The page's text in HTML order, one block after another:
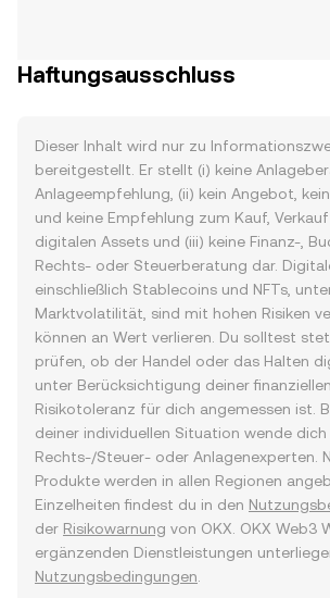
Haftungsausschluss
Dieser Inhalt wird nur zu
bereitgestellt. Er stellt (i) keine
Anlageempfehlung, (ii) kein Angebot,
und keine Empfehlung zum Kauf,
digitalen Assets und (iii) keine Finanz-,
Rechts- oder Steuerberatung dar.
einschließlich Stablecoins und NFTs,
Marktvolatilität, sind mit hohen Risiken
können an Wert verlieren. Du solltest
prüfen, ob der Handel oder das Halten
unter Berücksichtigung deiner
Risikotoleranz für dich angemessen ist.
deiner individuellen Situation wende
Rechts-/Steuer- oder Anlagenexperten.
Produkte werden in allen Regionen
Einzelheiten findest du in den
der Risikowarnung von OKX. OKX Web3
ergänzenden Dienstleistungen
Nutzungsbedingungen